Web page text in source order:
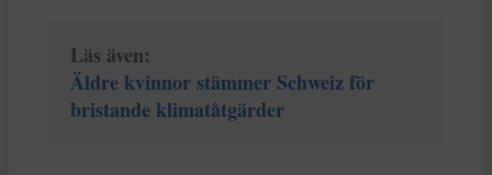
Läs även:
Äldre kvinnor stämmer Schweiz för
bristande klimatåtgärder